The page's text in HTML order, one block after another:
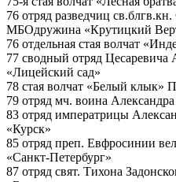
76 отряд разведчиц
МБОдружина «Крутицкий
76 отдельная стая волчат
77 сводный отряд Цесаревича
«Лицейский сад»
78 стая волчат «Белый клык»
79 отряд мч. воина Александра
83 отряд императрицы
«Курск»
85 отряд преп. Евфросинии
«Санкт-Петербург»
87 отряд свят. Тихона